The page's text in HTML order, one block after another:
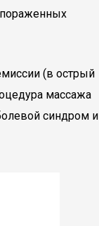
пораженных
(в острый
массажа
синдром и